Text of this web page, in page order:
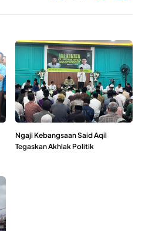
Ngaji Kebangsaan Said Aqil
Tegaskan Akhlak Politik